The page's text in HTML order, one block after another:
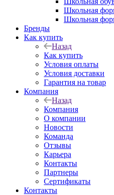
Школьная
Школьная
Бренды
Как купить
Назад
Как купить
Условия оплаты
Условия доставки
Гарантия на товар
Компания
Назад
Компания
О компании
Новости
Команда
Отзывы
Карьера
Контакты
Партнеры
Сертификаты
Контакты